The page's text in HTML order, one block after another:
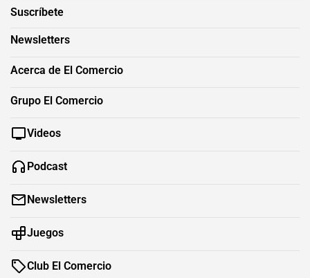
Suscríbete
Newsletters
Acerca de El Comercio
Grupo El Comercio
Videos
Podcast
Newsletters
Juegos
Club El Comercio